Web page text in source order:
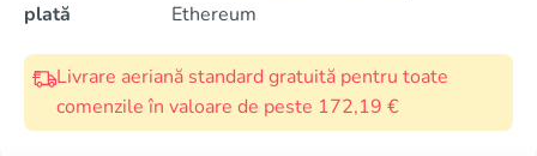
plată
Ethereum
Livrare aeriană standard gratuită pentru toate
comenzile în valoare de peste 172,19 €